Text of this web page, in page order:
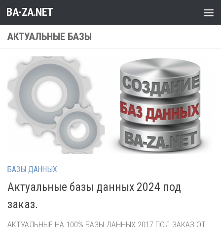
Перейти к содержимому
BA-ZA.NET
АКТУАЛЬНЫЕ БАЗЫ
БАЗЫ ДАННЫХ
Актуальные базы данных 2024 под
заказ.
АКТУАЛЬНЫЕ НА 100% БАЗЫ ДАННЫХ 2017 ПОД ЗАКАЗ ОТ